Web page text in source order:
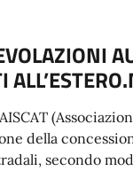
della
secondo